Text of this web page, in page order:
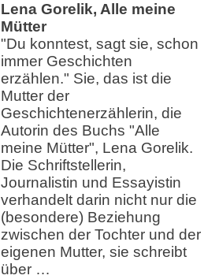
Lena Gorelik, Alle meine
Mütter
"Du konntest, sagt sie, schon
immer Geschichten
erzählen." Sie, das ist die
Mutter der
Geschichtenerzählerin, die
Autorin des Buchs "Alle
meine Mütter", Lena Gorelik.
Die Schriftstellerin,
Journalistin und Essayistin
verhandelt darin nicht nur die
(besondere) Beziehung
zwischen der Tochter und der
eigenen Mutter, sie schreibt
über …